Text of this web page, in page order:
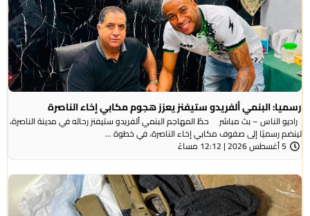
رسميا: البنمي ألفريدو ستيفنز يعزز هجوم مكابي إخاء الناصرة
راديو الناس – بث مباشر حطّ المهاجم البنمي ألفريدو ستيفنز رحاله في مدينة الناصرة،
لينضم رسميًا إلى صفوف مكابي إخاء الناصرة، في خطوة ...
5 أغسطس 2026 | 12:12 مساءً